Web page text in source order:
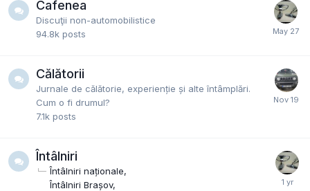
Cafenea
Discuţii non-automobilistice
94.8k posts
Călătorii
Jurnale de călătorie, experienție și alte întâmplări.
Cum o fi drumul?
7.1k posts
Întâlniri
Întâlniri naționale
Întâlniri Brașov